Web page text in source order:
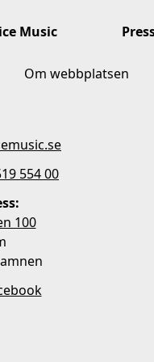
Music
Om webbplatsen
554 00
100